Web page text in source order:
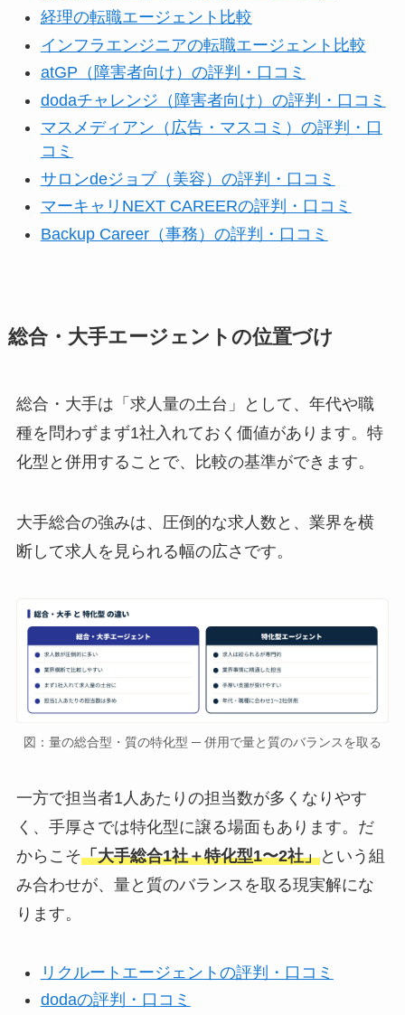
経理の転職エージェント比較
インフラエンジニアの転職エージェント比較
atGP（障害者向け）の評判・口コミ
dodaチャレンジ（障害者向け）の評判・口コミ
マスメディアン（広告・マスコミ）の評判・口
コミ
サロンdeジョブ（美容）の評判・口コミ
マーキャリNEXT CAREERの評判・口コミ
Backup Career（事務）の評判・口コミ
総合・大手エージェントの位置づけ
総合・大手は「求人量の土台」として、年代や職
種を問わずまず1社入れておく価値があります。特
化型と併用することで、比較の基準ができます。
大手総合の強みは、圧倒的な求人数と、業界を横
断して求人を見られる幅の広さです。
図：量の総合型・質の特化型 ─ 併用で量と質のバランスを取る
一方で担当者1人あたりの担当数が多くなりやす
く、手厚さでは特化型に譲る場面もあります。だ
からこそ「大手総合1社＋特化型1〜2社」という組
み合わせが、量と質のバランスを取る現実解にな
ります。
リクルートエージェントの評判・口コミ
dodaの評判・口コミ